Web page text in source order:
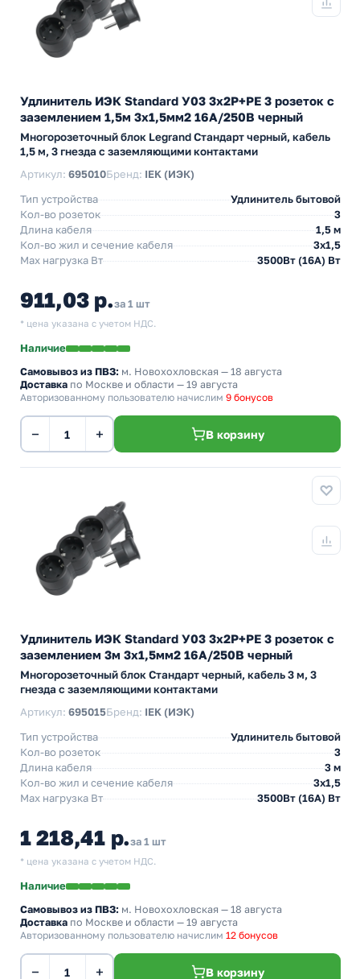
Удлинитель ИЭК Standard У03 3х2P+PE 3 розеток с
заземлением 1,5м 3х1,5мм2 16А/250В черный
Многорозеточный блок Legrand Стандарт черный, кабель
1,5 м, 3 гнезда с заземляющими контактами
Артикул: 695010Бренд: IEK (ИЭК)
Тип устройства
Удлинитель бытовой
Кол-во розеток
3
Длина кабеля
1,5 м
Кол-во жил и сечение кабеля
3х1,5
Max нагрузка Вт
3500Вт (16А) Вт
911,03 р.за 1 шт
* цена указана с учетом НДС.
Наличие
Самовывоз из ПВЗ: м. Новохохловская — 18 августа
Доставка по Москве и области — 19 августа
Авторизованному пользователю начислим 9 бонусов
− + В корзину
Удлинитель ИЭК Standard У03 3х2P+PE 3 розеток с
заземлением 3м 3х1,5мм2 16А/250В черный
Многорозеточный блок Стандарт черный, кабель 3 м, 3
гнезда с заземляющими контактами
Артикул: 695015Бренд: IEK (ИЭК)
Тип устройства
Удлинитель бытовой
Кол-во розеток
3
Длина кабеля
3 м
Кол-во жил и сечение кабеля
3х1,5
Max нагрузка Вт
3500Вт (16А) Вт
1 218,41 р.за 1 шт
* цена указана с учетом НДС.
Наличие
Самовывоз из ПВЗ: м. Новохохловская — 18 августа
Доставка по Москве и области — 19 августа
Авторизованному пользователю начислим 12 бонусов
− + В корзину